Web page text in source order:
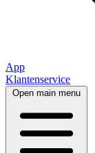
App
Klantenservice
Open main menu